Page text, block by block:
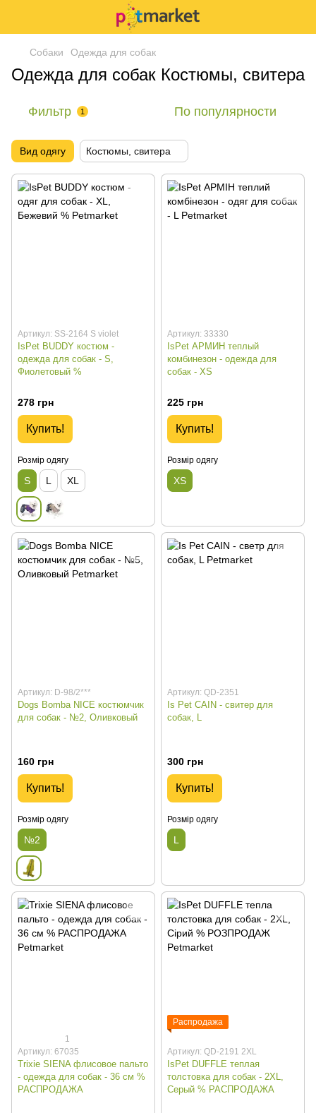
Собаки Одежда для собак
Одежда для собак Костюмы, свитера
Фильтр 1 По популярности
Вид одягу Костюмы, свитера
Артикул: SS-2164 S violet
IsPet BUDDY костюм -
одежда для собак - S,
Фиолетовый %
278 грн
Купить!
Розмір одягу
S L XL
Артикул: 33330
IsPet АРМИН теплый
комбинезон - одежда для
собак - XS
225 грн
Купить!
Розмір одягу
XS
Артикул: D-98/2***
Dogs Bomba NICE костюмчик
для собак - №2, Оливковый
160 грн
Купить!
Розмір одягу
№2
Артикул: QD-2351
Is Pet CAIN - cвитер для
собак, L
300 грн
Купить!
Розмір одягу
L
1
Артикул: 67035
Trixie SIENA флисовое пальто
- одежда для собак - 36 см %
РАСПРОДАЖА
Распродажа
Артикул: QD-2191 2XL
IsPet DUFFLE теплая
толстовка для собак - 2XL,
Серый % РАСПРОДАЖА